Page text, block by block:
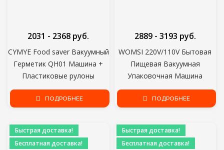
CYMYE Food saver Вакуумный
Герметик QH01 Машина +
Пластиковые рулоны
2031 - 2368 руб.
ПОДРОБНЕЕ
WOMSI 220V/110V Бытовая
Пищевая Вакуумная
Упаковочная Машина
Упаковщик Пленки
Вакуумный Упаковщик
бесплатно
2889 - 3193 руб.
ПОДРОБНЕЕ
Быстрая доставка!
Бесплатная доставка!
Быстрая доставка!
Бесплатная доставка!